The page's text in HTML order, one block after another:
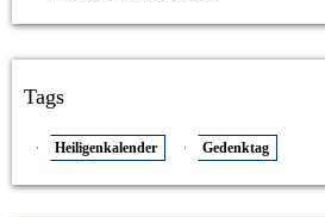
Tags
Heiligenkalender Gedenktag